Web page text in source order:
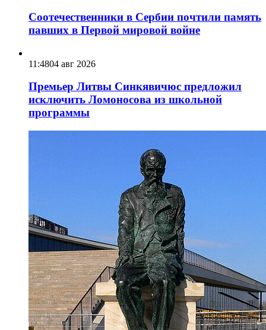
Соотечественники в Сербии почтили память
павших в Первой мировой войне
11:4804 авг 2026
Премьер Литвы Синкявичюс предложил
исключить Ломоносова из школьной
программы